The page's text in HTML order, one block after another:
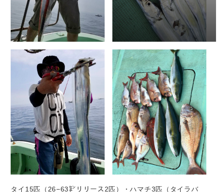
boomers
FLINTZ180g
太刀魚釣れています！
タイ15匹（26−63㌢リリース2匹）・ハマチ3匹（タイラバ